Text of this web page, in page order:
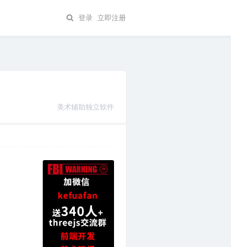
登录 立即注册
美术辅助独立软件